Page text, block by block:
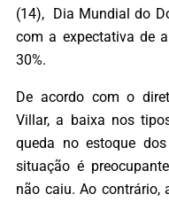
(14), Dia Mundial do
com a expectativa de
30%.
De acordo com o
Villar, a baixa nos
queda no estoque
situação é
não caiu. Ao contrário,